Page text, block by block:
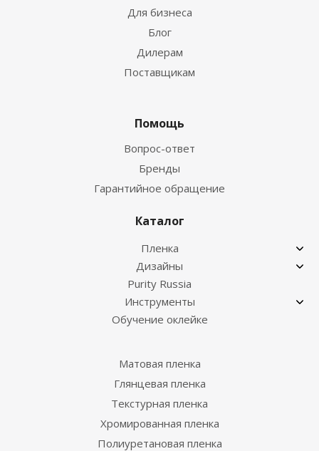
Для бизнеса
Блог
Дилерам
Поставщикам
Помощь
Вопрос-ответ
Бренды
Гарантийное обращение
Каталог
Пленка
Дизайны
Purity Russia
Инструменты
Обучение оклейке
Матовая пленка
Глянцевая пленка
Текстурная пленка
Хромированная пленка
Полиуретановая пленка